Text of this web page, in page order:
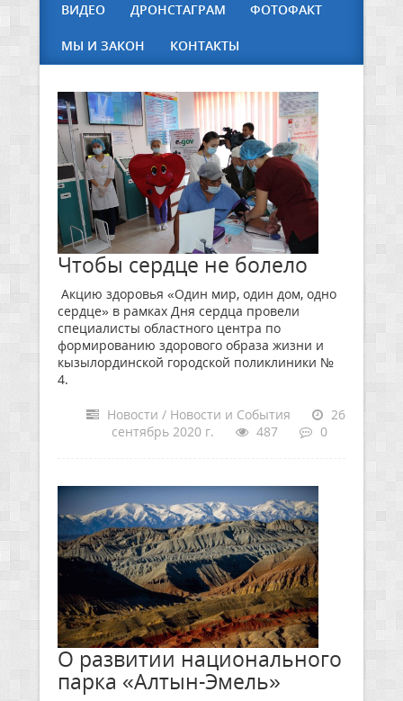
ВИДЕО ДРОНСТАГРАМ ФОТОФАКТ
МЫ И ЗАКОН КОНТАКТЫ
Чтобы сердце не болело
Акцию здоровья «Один мир, один дом, одно
сердце» в рамках Дня сердца провели
специалисты областного центра по
формированию здорового образа жизни и
кызылординской городской поликлиники №
4.
Новости / Новости и События
26
сентябрь 2020 г.
487 0
О развитии национального
парка «Алтын-Эмель»